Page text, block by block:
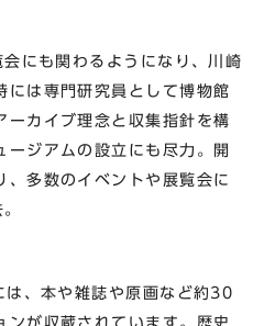
にも関わるようになり、川崎
には専門研究員として博物館
ーカイブ理念と収集指針を構
ージアムの設立にも尽力。開
、多数のイベントや展覧会に
、本や雑誌や原画など約30
ンが収蔵されています。歴史